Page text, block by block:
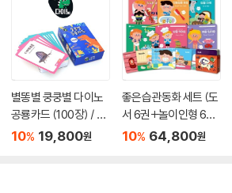
별똥별 쿵쿵별 다이노
공룡카드 (100장) / 세
이펜미포함
10% 19,800원
좋은습관동화 세트 (도
서 6권+놀이인형 6종
+플래시카드 30종)
10% 64,800원